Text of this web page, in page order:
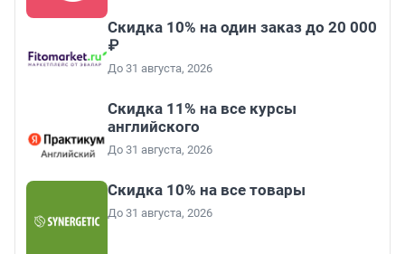
Скидка 10% на один заказ до 20 000
₽
До 31 августа, 2026
Скидка 11% на все курсы
английского
До 31 августа, 2026
Скидка 10% на все товары
До 31 августа, 2026